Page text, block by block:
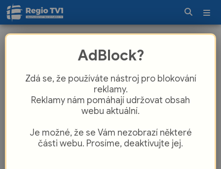
inteligencí. Vyvinuli systém pro
AdBlock?
Zdá se, že používáte nástroj pro blokování
reklamy.
Reklamy nám pomáhají udržovat obsah
webu aktuální.
Je možné, že se Vám nezobrazí některé
části webu. Prosíme, deaktivujte jej.